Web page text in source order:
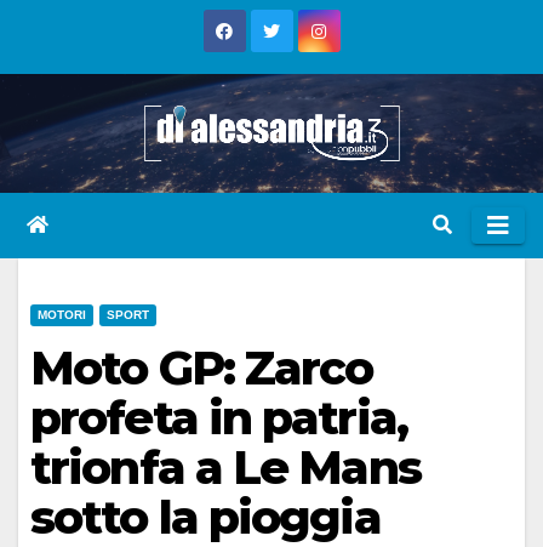
MOTORI SPORT
Moto GP: Zarco
profeta in patria,
trionfa a Le Mans
sotto la pioggia